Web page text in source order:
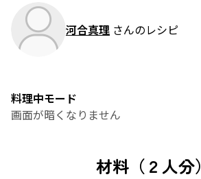
河合真理 さんのレシピ
料理中モード
画面が暗くなりません
材料（２人分）